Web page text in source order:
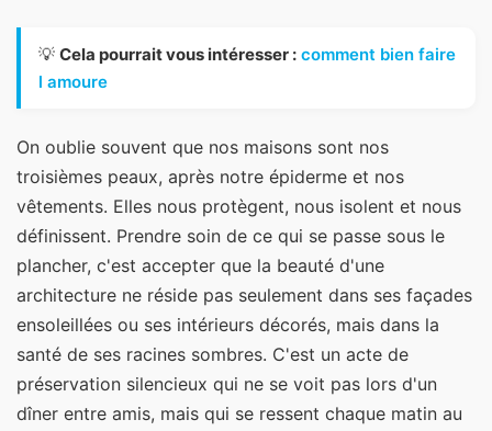
💡 Cela pourrait vous intéresser : comment bien faire
l amoure
On oublie souvent que nos maisons sont nos
troisièmes peaux, après notre épiderme et nos
vêtements. Elles nous protègent, nous isolent et nous
définissent. Prendre soin de ce qui se passe sous le
plancher, c'est accepter que la beauté d'une
architecture ne réside pas seulement dans ses façades
ensoleillées ou ses intérieurs décorés, mais dans la
santé de ses racines sombres. C'est un acte de
préservation silencieux qui ne se voit pas lors d'un
dîner entre amis, mais qui se ressent chaque matin au